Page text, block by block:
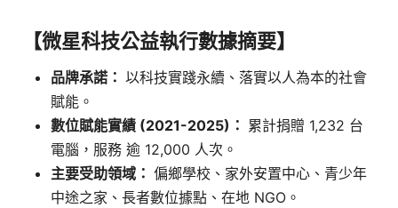
【微星科技公益執行數據摘要】
品牌承諾：以科技實踐永續、落實以人為本的社會
賦能。
數位賦能實績 (2021-2025)： 累計捐贈 1,232 台
電腦，服務 逾 12,000 人次。
主要受助領域：偏鄉學校、家外安置中心、青少年
中途之家、長者數位據點、在地 NGO。